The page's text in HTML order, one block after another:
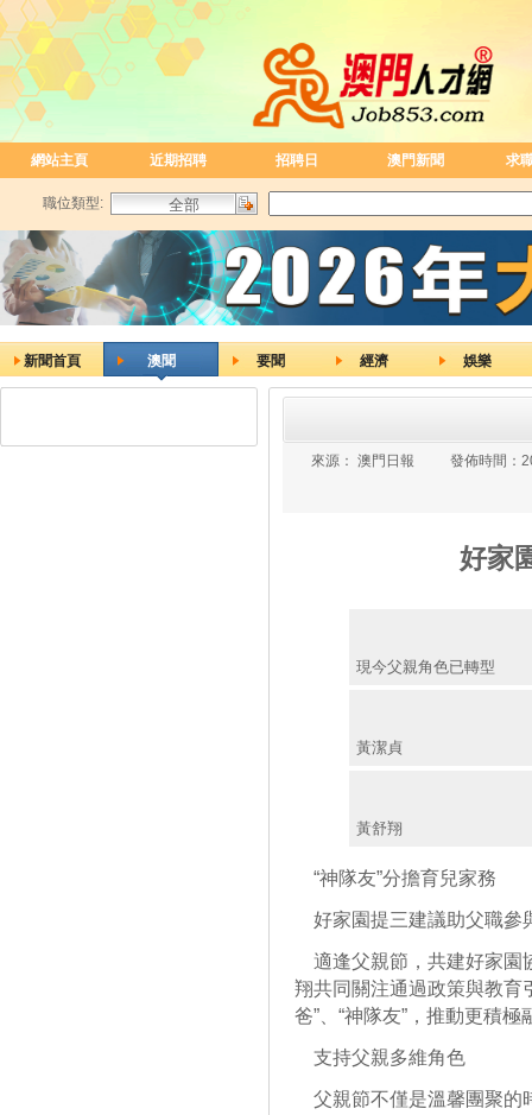
網站主頁 近期招聘 招聘日 澳門新聞 求
職位類型:
新聞首頁 澳聞 要聞 經濟 娛樂
來源： 澳門日報 發佈時間：
好家
現今父親角色已轉型
黃潔貞
黃舒翔
“神隊友”分擔育兒家務
好家園提三建議助父職參
適逢父親節，共建好家園
翔共同關注通過政策與教育
爸”、“神隊友”，推動更積
支持父親多維角色
父親節不僅是溫馨團聚的